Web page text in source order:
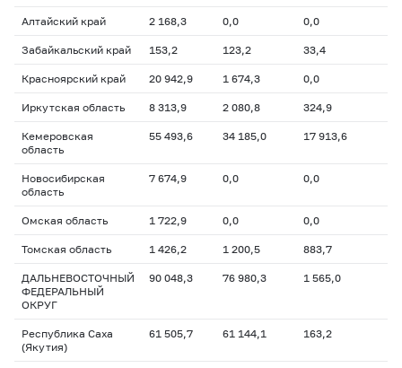
Алтайский край 2 168,3 0,0 0,0
Забайкальский край 153,2 123,2 33,4
Красноярский край 20 942,9 1 674,3 0,0
Иркутская область 8 313,9 2 080,8 324,9
Кемеровская
область
55 493,6 34 185,0 17 913,6
Новосибирская
область
7 674,9 0,0 0,0
Омская область 1 722,9 0,0 0,0
Томская область 1 426,2 1 200,5 883,7
ДАЛЬНЕВОСТОЧНЫЙ
ФЕДЕРАЛЬНЫЙ
ОКРУГ
90 048,3 76 980,3 1 565,0
Республика Саха
(Якутия)
61 505,7 61 144,1 163,2